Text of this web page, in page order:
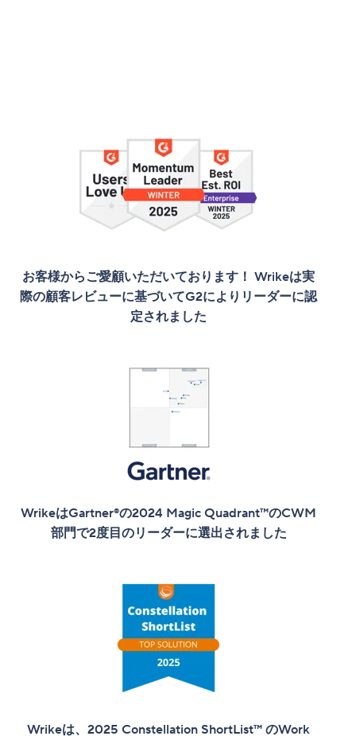
お客様からご愛顧いただいております！ Wrikeは実
際の顧客レビューに基づいてG2によりリーダーに認
定されました
WrikeはGartner®の2024 Magic Quadrant™のCWM
部門で2度目のリーダーに選出されました
Wrikeは、2025 Constellation ShortList™ のWork